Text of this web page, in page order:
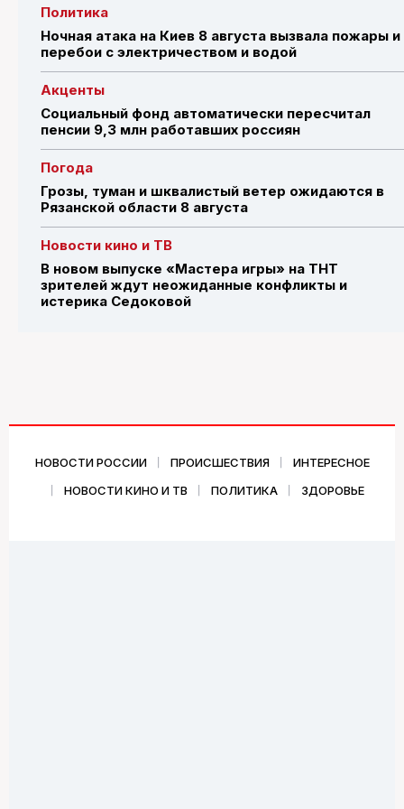
Политика
Ночная атака на Киев 8 августа вызвала пожары и
перебои с электричеством и водой
Акценты
Социальный фонд автоматически пересчитал
пенсии 9,3 млн работавших россиян
Погода
Грозы, туман и шквалистый ветер ожидаются в
Рязанской области 8 августа
Новости кино и ТВ
В новом выпуске «Мастера игры» на ТНТ
зрителей ждут неожиданные конфликты и
истерика Седоковой
НОВОСТИ РОССИИ ПРОИСШЕСТВИЯ
ИНТЕРЕСНОЕ
НОВОСТИ КИНО И ТВ
ПОЛИТИКА ЗДОРОВЬЕ